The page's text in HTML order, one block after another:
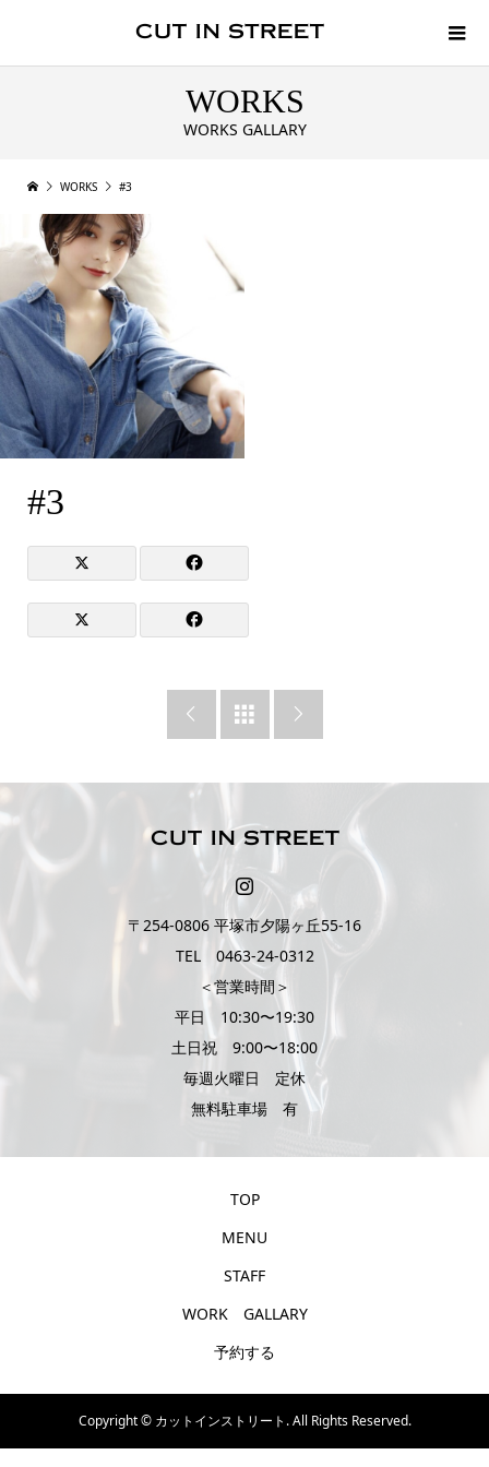
WORKS
WORKS GALLARY
WORKS #3
#3
  
〒254-0806 平塚市夕陽ヶ丘55-16
TEL 0463-24-0312
＜営業時間＞
平日 10:30〜19:30
土日祝 9:00〜18:00
毎週火曜日 定休
無料駐車場 有
TOP
MENU
STAFF
WORK GALLARY
予約する
Copyright ©カットインストリート. All Rights Reserved.